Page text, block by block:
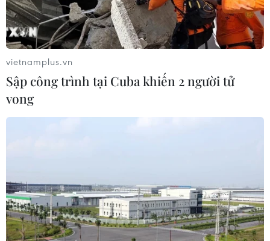
#Lãng phí đầu tư
#Chậm tiến độ
#Chi phí giám sát
Thanh Hóa
TIN LIÊN QUAN
vietnamplus.vn
Sập công trình tại Cuba khiến 2 người tử
vong